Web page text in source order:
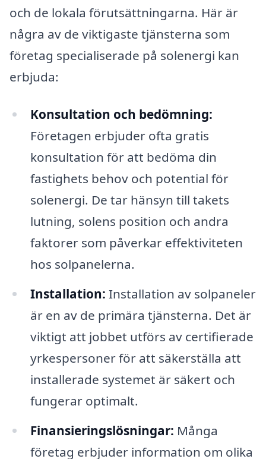
och de lokala förutsättningarna. Här är
några av de viktigaste tjänsterna som
företag specialiserade på solenergi kan
erbjuda:
Konsultation och bedömning:
Företagen erbjuder ofta gratis
konsultation för att bedöma din
fastighets behov och potential för
solenergi. De tar hänsyn till takets
lutning, solens position och andra
faktorer som påverkar effektiviteten
hos solpanelerna.
Installation: Installation av solpaneler
är en av de primära tjänsterna. Det är
viktigt att jobbet utförs av certifierade
yrkespersoner för att säkerställa att
installerade systemet är säkert och
fungerar optimalt.
Finansieringslösningar: Många
företag erbjuder information om olika